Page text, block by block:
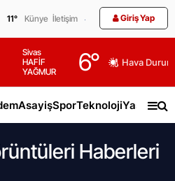
11° Künye İletişim Giriş Yap
Sivas
HAFİF
YAĞMUR
6° Hava
AsayişSporTeknolojiYaşam
Haberleri